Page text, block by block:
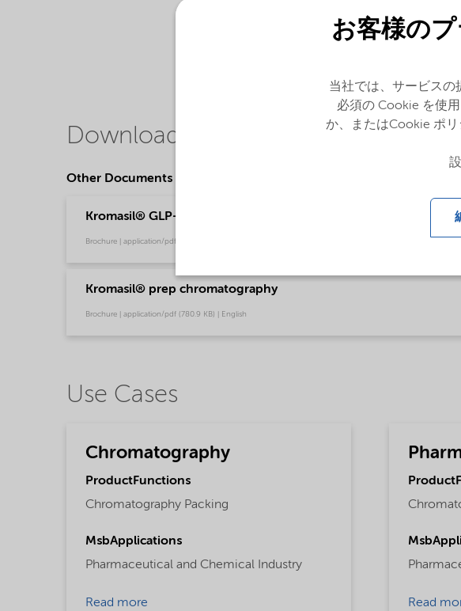
Downloads
Other Documents
Kromasil® GLP-1 agonist purification toolbox
Brochure | application/pdf (6.4 MB) | English
Kromasil® prep chromatography
Brochure | application/pdf (780.9 KB) | English
Use Cases
Chromatography
ProductFunctions
Chromatography Packing
MsbApplications
Pharmaceutical and Chemical Industry
Read more Read
お客様の
当社では、サービスの
必須の Cookie を使
か、またはCookie ポリ